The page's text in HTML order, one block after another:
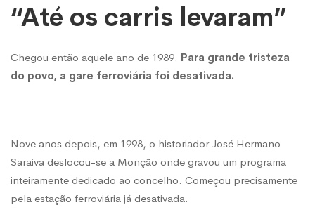
“Até os carris levaram”
Chegou então aquele ano de 1989. Para grande tristeza
do povo, a gare ferroviária foi desativada.
Nove anos depois, em 1998, o historiador José Hermano
Saraiva deslocou-se a Monção onde gravou um programa
inteiramente dedicado ao concelho. Começou precisamente
pela estação ferroviária já desativada.